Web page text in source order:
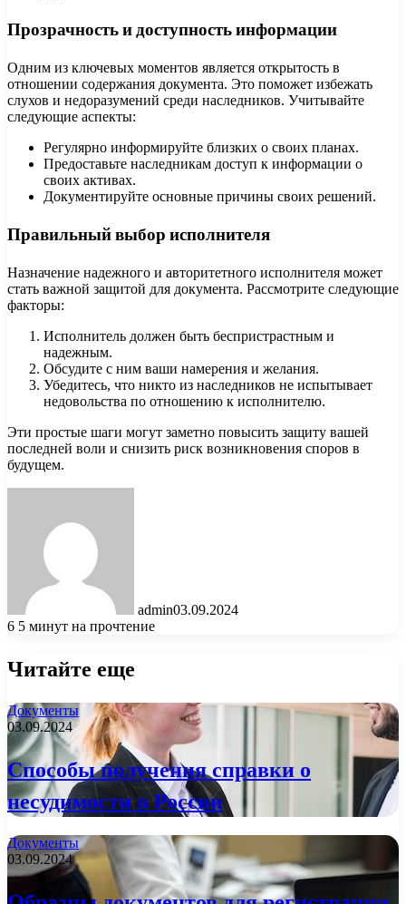
Прозрачность и доступность информации
Одним из ключевых моментов является открытость в
отношении содержания документа. Это поможет избежать
слухов и недоразумений среди наследников. Учитывайте
следующие аспекты:
Регулярно информируйте близких о своих планах.
Предоставьте наследникам доступ к информации о
своих активах.
Документируйте основные причины своих решений.
Правильный выбор исполнителя
Назначение надежного и авторитетного исполнителя может
стать важной защитой для документа. Рассмотрите следующие
факторы:
Исполнитель должен быть беспристрастным и
надежным.
Обсудите с ним ваши намерения и желания.
Убедитесь, что никто из наследников не испытывает
недовольства по отношению к исполнителю.
Эти простые шаги могут заметно повысить защиту вашей
последней воли и снизить риск возникновения споров в
будущем.
admin03.09.2024
6 5 минут на прочтение
Читайте еще
Документы
03.09.2024
Способы получения справки о
несудимости в России
Документы
03.09.2024